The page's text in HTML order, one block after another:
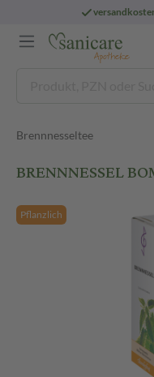
Brennnesseltee
BRENNNESSEL
Pflanzlich